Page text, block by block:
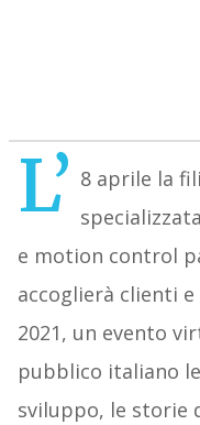
L’ 8 aprile la
e motion control
accoglierà clienti
2021, un evento
pubblico italiano
sviluppo, le storie